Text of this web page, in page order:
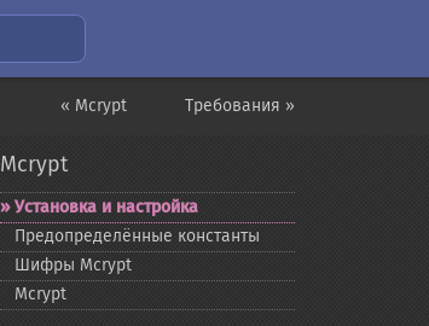
Требования »
« Mcrypt
Mcrypt
Установка и настройка
Предопределённые константы
Шифры Mcrypt
Mcrypt